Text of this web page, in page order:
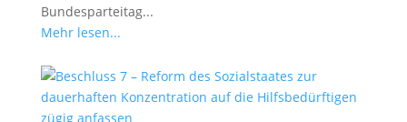
Bundesparteitag...
Mehr lesen...